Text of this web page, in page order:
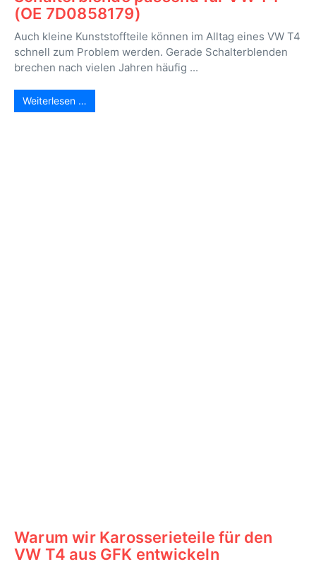
(OE 7D0858179)
Auch kleine Kunststoffteile können im Alltag eines VW T4
schnell zum Problem werden. Gerade Schalterblenden
brechen nach vielen Jahren häufig ...
Weiterlesen …
Warum wir Karosserieteile für den
VW T4 aus GFK entwickeln